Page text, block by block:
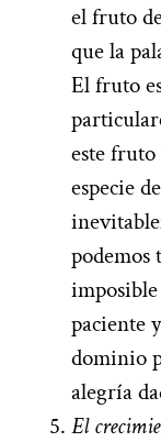
el fruto
que la
El fruto
este
especie
podemos
paciente
dominio
alegría
El